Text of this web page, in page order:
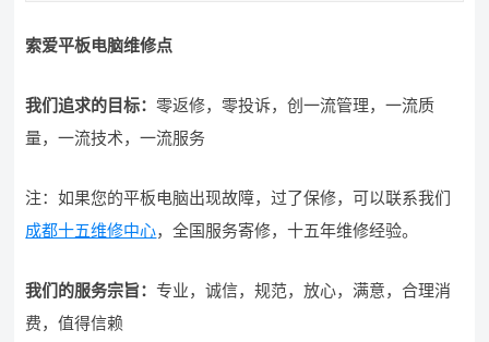
索爱平板电脑维修点
我们追求的目标：零返修，零投诉，创一流管理，一流质
量，一流技术，一流服务
注：如果您的平板电脑出现故障，过了保修，可以联系我们
成都十五维修中心，全国服务寄修，十五年维修经验。
我们的服务宗旨：专业，诚信，规范，放心，满意，合理消
费，值得信赖